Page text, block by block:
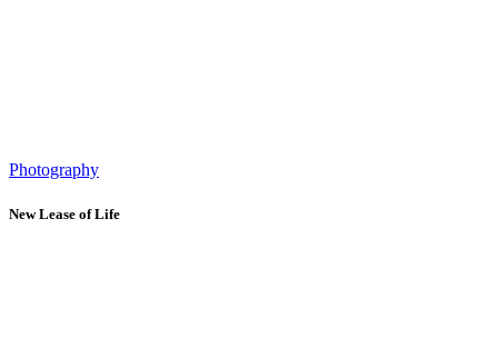
Photography
New Lease of Life